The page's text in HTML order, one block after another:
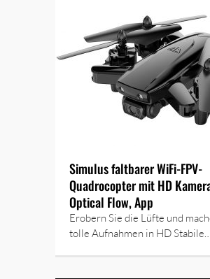
Simulus faltbarer WiFi-FPV-
Quadrocopter mit HD
Optical Flow, App
Erobern Sie die Lüfte und
tolle Aufnahmen in HD